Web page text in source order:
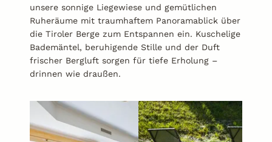
unsere sonnige Liegewiese und gemütlichen
Ruheräume mit traumhaftem Panoramablick über
die Tiroler Berge zum Entspannen ein. Kuschelige
Bademäntel, beruhigende Stille und der Duft
frischer Bergluft sorgen für tiefe Erholung –
drinnen wie draußen.